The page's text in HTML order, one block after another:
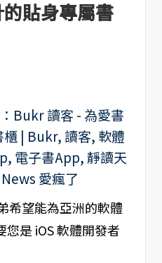
貼身專屬書
希望能為亞洲的軟體
是 iOS 軟體開發者